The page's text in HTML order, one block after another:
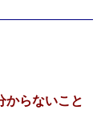
からないこと